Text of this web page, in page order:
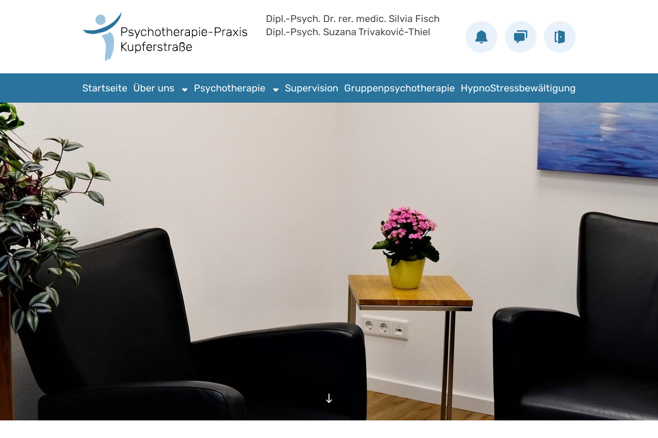
Dipl.-Psych. Dr. rer. medic. Silvia Fisch
Dipl.-Psych. Suzana Trivaković-Thiel
Startseite Über uns Psychotherapie Supervision Gruppenpsychotherapie HypnoStressbewältigung